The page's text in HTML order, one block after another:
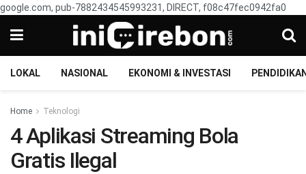
google.com, pub-7882434545993231, DIRECT, f08c47fec0942fa0
LOKAL NASIONAL EKONOMI & INVESTASI
Home Teknologi
4 Aplikasi Streaming Bola
Gratis Ilegal